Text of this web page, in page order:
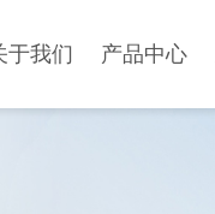
于我们 产品中心